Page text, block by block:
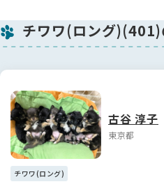
※ ※ ※ お問い合わせ前にお読
い合わせはご遠慮ください。
ご家族で十分に相談していただ
してください。
見学は子犬にとってもストレス
討している方以外の見学は受け
ください🙇‍♀️
チワワ(ロング)(401)
古谷 淳子
東京都
チワワ(ロング)